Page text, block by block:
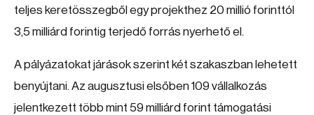
teljes keretösszegből egy projekthez 20 millió forinttól
3,5 milliárd forintig terjedő forrás nyerhető el.
A pályázatokat járások szerint két szakaszban lehetett
benyújtani. Az augusztusi elsőben 109 vállalkozás
jelentkezett több mint 59 milliárd forint támogatási